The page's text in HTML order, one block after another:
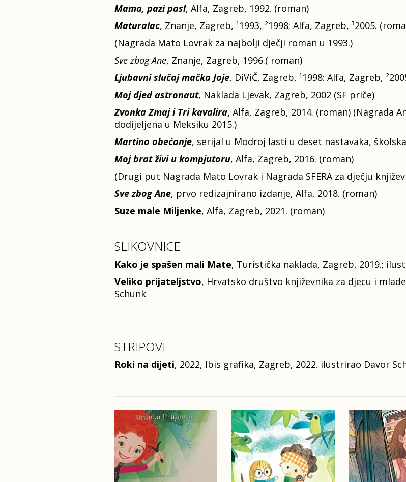
Mama, pazi pas!, Alfa, Zagreb, 1992. (roman)
Maturalac, Znanje, Zagreb, ¹1993, ²1998; Alfa, Zagreb, ³2005.
(Nagrada Mato Lovrak za najbolji dječji roman u 1993.)
Sve zbog Ane, Znanje, Zagreb, 1996.( roman)
Ljubavni slučaj mačka Joje, DiViČ, Zagreb, ¹1998: Alfa, Zagreb,
Moj djed astronaut, Naklada Ljevak, Zagreb, 2002 (SF priče)
Zvonka Zmaj i Tri kavalira, Alfa, Zagreb, 2014. (roman) (Nagrada
dodijeljena u Meksiku 2015.)
Martino obećanje, serijal u Modroj lasti u deset nastavaka,
Moj brat živi u kompjutoru, Alfa, Zagreb, 2016. (roman)
(Drugi put Nagrada Mato Lovrak i Nagrada SFERA za dječju
Sve zbog Ane, prvo redizajnirano izdanje, Alfa, 2018. (roman)
Suze male Miljenke, Alfa, Zagreb, 2021. (roman)
SLIKOVNICE
Kako je spašen mali Mate, Turistička naklada, Zagreb, 2019.;
Veliko prijateljstvo, Hrvatsko društvo književnika za djecu i
Schunk
STRIPOVI
Roki na dijeti, 2022, Ibis grafika, Zagreb, 2022. ilustrirao Davor